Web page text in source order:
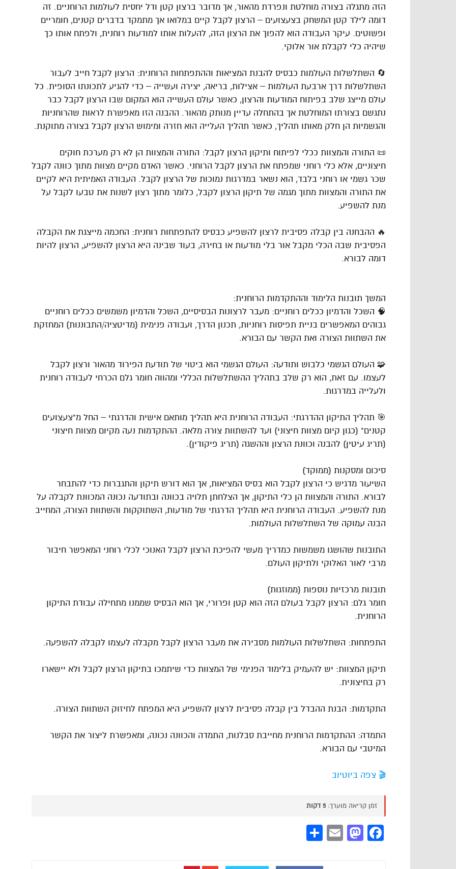
הזה מתגלה בצורה מוחלטת ונפרדת מהאור, אך מדובר ברצון קטן ודל יחסית לעולמות הרוחניים. זה
דומה לילד קטן המשחק בצעצועים – הרצון לקבל קיים במלואו אך מתמקד בדברים קטנים, חומריים
ופשוטים. עיקר העבודה הוא להפוך את הרצון הזה, להעלות אותו למודעות רוחנית, ולפתח אותו כך
שיהיה כלי לקבלת אור אלוקי.
🔄 השתלשלות העולמות כבסיס להבנת המציאות וההתפתחות הרוחנית: הרצון לקבל חייב לעבור
השתלשלות דרך ארבעת העולמות – אצילות, בריאה, יצירה ועשייה – כדי להגיע לתכונתו הסופית. כל
עולם מייצג שלב בפיתוח המודעות והרצון, כאשר עולם העשייה הוא המקום שבו הרצון לקבל כבר
נתגשם בצורתו המוחלטת אך בהתחלה עדיין מנותק מהאור. ההבנה הזו מאפשרת לראות שהרוחניות
והגשמיות הן חלק מאותו תהליך, כאשר תהליך העלייה הוא חזרה ומימוש הרצון לקבל בצורה מתוקנת.
📜 התורה והמצוות ככלי לפיתוח ותיקון הרצון לקבל: התורה והמצוות הן לא רק מערכת חוקים
חיצוניים, אלא כלי רוחני שמפתח את הרצון לקבל הרוחני. כאשר האדם מקיים מצוות מתוך כוונה לקבל
שכר גשמי או רוחני בלבד, הוא נשאר במדרגות נמוכות של הרצון לקבל. העבודה האמיתית היא לקיים
את התורה והמצוות מתוך מגמה של תיקון הרצון לקבל, כלומר מתוך רצון לשנות את טבעו לקבל על
מנת להשפיע.
🔥 ההבחנה בין קבלה פסיבית לרצון להשפיע כבסיס להתפתחות רוחנית: החכמה מייצגת את הקבלה
הפסיבית שבה הכלי מקבל אור בלי מודעות או בחירה, בעוד שבינה היא הרצון להשפיע, הרצון להיות
דומה לבורא.
המשך תובנות הלימוד וההתקדמות הרוחנית:
🧠 השכל והדמיון ככלים רוחניים: מעבר לרצונות הבסיסיים, השכל והדמיון משמשים ככלים רוחניים
גבוהים המאפשרים בניית תפיסות רוחניות, תכנון הדרך, ועבודה פנימית (מדיטציה/התבוננות) המחזקת
את השתוות הצורה ואת הקשר עם הבורא.
🧩 העולם הגשמי כלבוש ותודעה: העולם הגשמי הוא ביטוי של תודעת הפירוד מהאור ורצון לקבל
לעצמו. עם זאת, הוא רק שלב בתהליך ההשתלשלות הכללי ומהווה חומר גלם הכרחי לעבודה רוחנית
ולעלייה במדרגות.
🎯 תהליך התיקון ההדרגתי: העבודה הרוחנית היא תהליך מותאם אישית והדרגתי – החל מ"צעצועים
קטנים" (כגון קיום מצוות חיצוני) ועד להשתוות צורה מלאה. ההתקדמות נעה מקיום מצוות חיצוני
(תריג עיטין) להבנה וכוונת הרצון וההשגה (תריג פיקודין).
סיכום ומסקנות (ממוקד)
השיעור מדגיש כי הרצון לקבל הוא בסיס המציאות, אך הוא דורש תיקון והתגברות כדי להתבחר
לבורא. התורה והמצוות הן כלי התיקון, אך הצלחתן תלויה בכוונה ובתודעה נכונה המכוונת לקבלה על
מנת להשפיע. העבודה הרוחנית היא תהליך הדרגתי של מודעות, השתוקקות והשתוות הצורה, המחייב
הבנה עמוקה של השתלשלות העולמות.
התובנות שהושגו משמשות כמדריך מעשי להפיכת הרצון לקבל האנוכי לכלי רוחני המאפשר חיבור
מרבי לאור האלוקי ולתיקון העולם.
תובנות מרכזיות נוספות (ממוזגות)
חומר גלם: הרצון לקבל בעולם הזה הוא קטן ופרורי, אך הוא הבסיס שממנו מתחילה עבודת התיקון
הרוחנית.
התפתחות: השתלשלות העולמות מסבירה את מעבר הרצון לקבל מקבלה לעצמו לקבלה להשפעה.
תיקון המצוות: יש להעמיק בלימוד הפנימי של המצוות כדי שיתמכו בתיקון הרצון לקבל ולא יישארו
רק בחיצונית.
התקדמות: הבנת ההבדל בין קבלה פסיבית לרצון להשפיע היא המפתח לחיזוק השתוות הצורה.
התמדה: ההתקדמות הרוחנית מחייבת סבלנות, התמדה והכוונה נכונה, ומאפשרת ליצור את הקשר
המיטבי עם הבורא.
🎬 צפה ביוטיוב
זמן קריאה מוערך: 5 דקות
Facebook
Mastodon
Email